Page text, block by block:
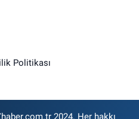
Politikası
2024. Her hakkı